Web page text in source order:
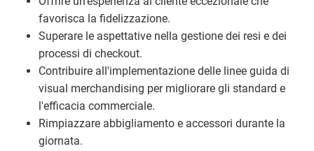
favorisca la fidelizzazione.
Superare le aspettative nella gestione dei resi e dei
processi di checkout.
Contribuire all'implementazione delle linee guida di
visual merchandising per migliorare gli standard e
l'efficacia commerciale.
Rimpiazzare abbigliamento e accessori durante la
giornata.